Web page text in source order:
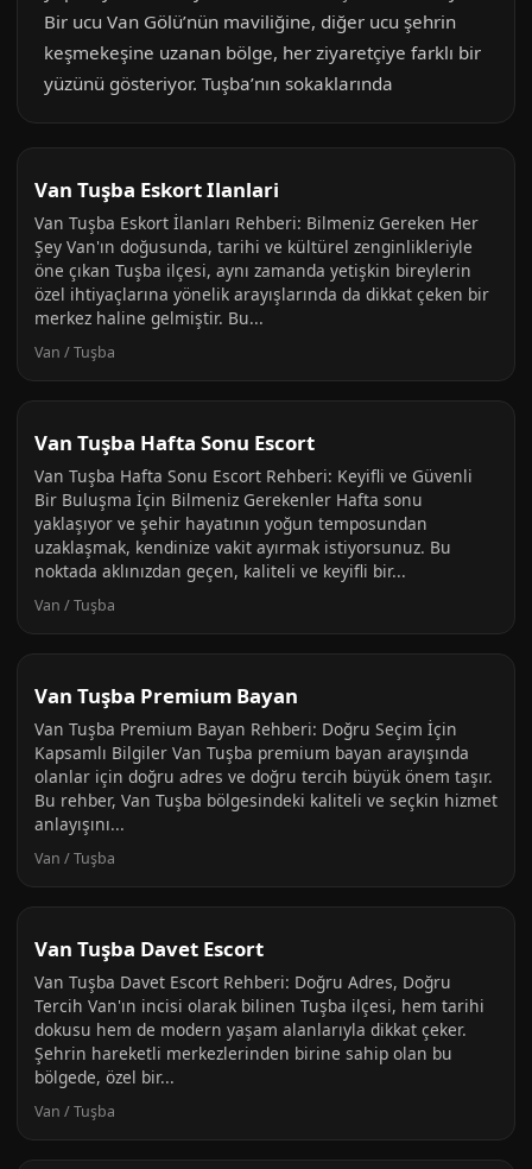
Bir ucu Van Gölü’nün maviliğine, diğer ucu şehrin
keşmekeşine uzanan bölge, her ziyaretçiye farklı bir
yüzünü gösteriyor. Tuşba’nın sokaklarında
Van Tuşba Eskort Ilanlari
Van Tuşba Eskort İlanları Rehberi: Bilmeniz Gereken Her
Şey Van'ın doğusunda, tarihi ve kültürel zenginlikleriyle
öne çıkan Tuşba ilçesi, aynı zamanda yetişkin bireylerin
özel ihtiyaçlarına yönelik arayışlarında da dikkat çeken bir
merkez haline gelmiştir. Bu...
Van / Tuşba
Van Tuşba Hafta Sonu Escort
Van Tuşba Hafta Sonu Escort Rehberi: Keyifli ve Güvenli
Bir Buluşma İçin Bilmeniz Gerekenler Hafta sonu
yaklaşıyor ve şehir hayatının yoğun temposundan
uzaklaşmak, kendinize vakit ayırmak istiyorsunuz. Bu
noktada aklınızdan geçen, kaliteli ve keyifli bir...
Van / Tuşba
Van Tuşba Premium Bayan
Van Tuşba Premium Bayan Rehberi: Doğru Seçim İçin
Kapsamlı Bilgiler Van Tuşba premium bayan arayışında
olanlar için doğru adres ve doğru tercih büyük önem taşır.
Bu rehber, Van Tuşba bölgesindeki kaliteli ve seçkin hizmet
anlayışını...
Van / Tuşba
Van Tuşba Davet Escort
Van Tuşba Davet Escort Rehberi: Doğru Adres, Doğru
Tercih Van'ın incisi olarak bilinen Tuşba ilçesi, hem tarihi
dokusu hem de modern yaşam alanlarıyla dikkat çeker.
Şehrin hareketli merkezlerinden birine sahip olan bu
bölgede, özel bir...
Van / Tuşba